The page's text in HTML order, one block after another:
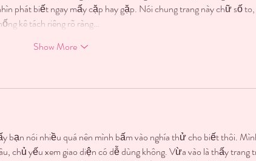
phát biết ngay mấy cặp hay gặp. Nói chung trang này chữ số to,
kê tách riêng rõ ràng…
Show More
bạn nói nhiều quá nên mình bấm vào nghía thử cho biết thôi.
chủ yếu xem giao diện có dễ dùng không. Vừa vào là thấy trang